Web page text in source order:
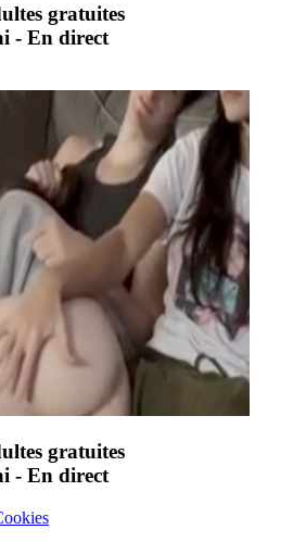
gratuites
- En direct
gratuites
- En direct